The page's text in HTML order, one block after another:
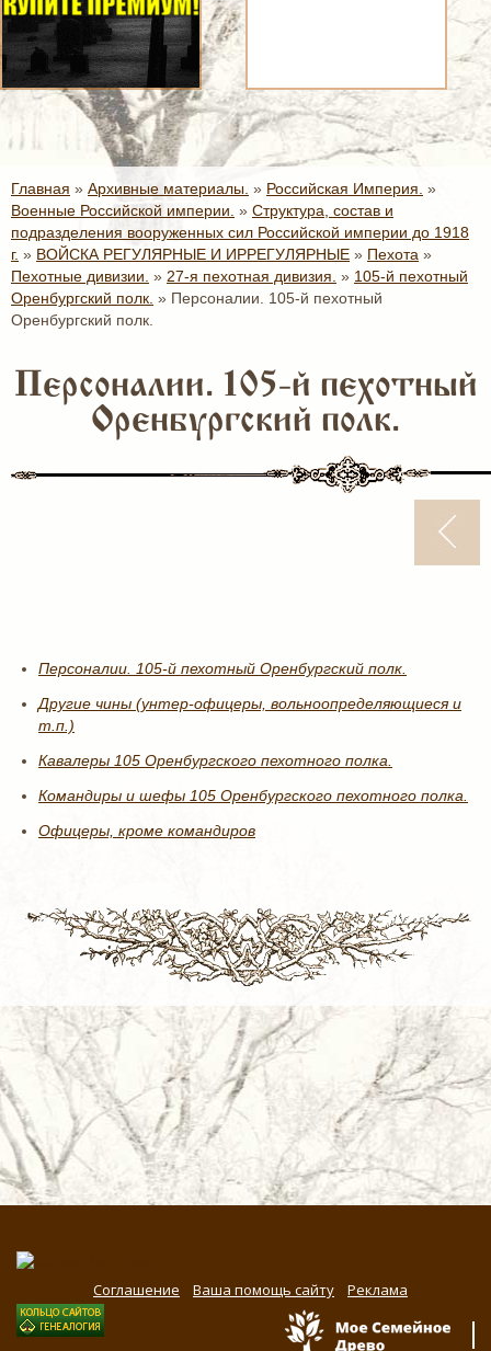
Главная » Архивные материалы. » Российская Империя. »
Военные Российской империи. » Структура, состав и
подразделения вооруженных сил Российской империи до 1918
г. » ВОЙСКА РЕГУЛЯРНЫЕ И ИРРЕГУЛЯРНЫЕ » Пехота »
Пехотные дивизии. » 27-я пехотная дивизия. » 105-й пехотный
Оренбургский полк. » Персоналии. 105-й пехотный
Оренбургский полк.
Персоналии. 105-й пехотный
Оренбургский полк.
Персоналии. 105-й пехотный Оренбургский полк.
Другие чины (унтер-офицеры, вольноопределяющиеся и
т.п.)
Кавалеры 105 Оренбургского пехотного полка.
Командиры и шефы 105 Оренбургского пехотного полка.
Офицеры, кроме командиров
Соглашение Ваша помощь сайту Реклама